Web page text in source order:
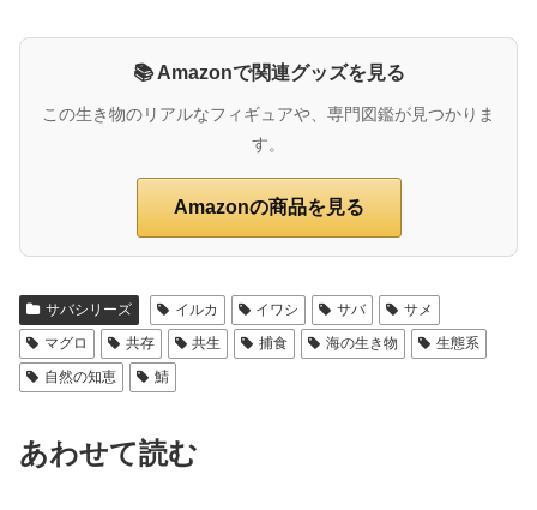
📚 Amazonで関連グッズを見る
この生き物のリアルなフィギュアや、専門図鑑が見つかりま
す。
Amazonの商品を見る
サバシリーズ イルカ イワシ サバ
サメ
マグロ
共存 共生 捕食 海の生き物
生態系
自然の知恵
鯖
あわせて読む